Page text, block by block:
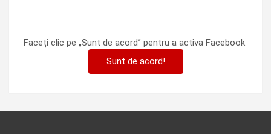
Faceți clic pe „Sunt de acord” pentru a activa Facebook
Sunt de acord!